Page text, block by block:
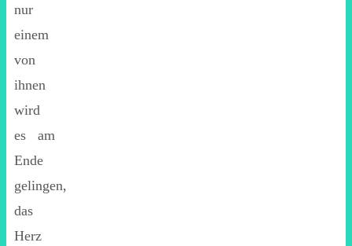
nur
einem
von
ihnen
wird
es am
Ende
gelingen,
das
Herz